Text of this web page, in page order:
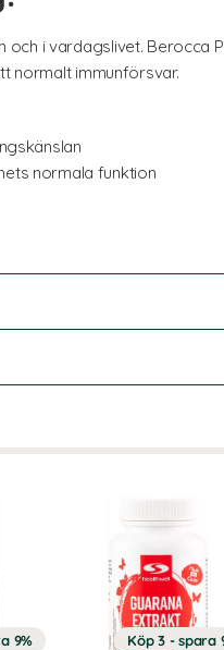
i vardagslivet.
normalt immunförsvar.
normala funktion
9% Köp 3 - spara